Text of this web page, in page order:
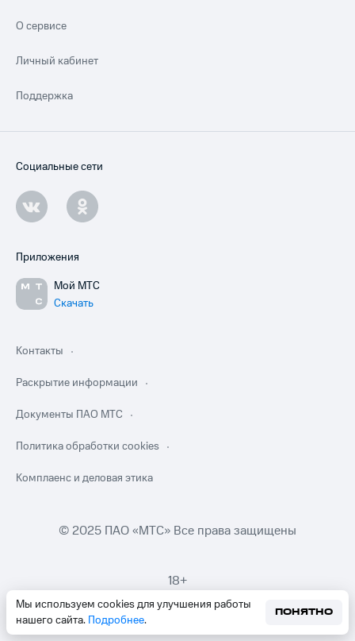
Мы используем cookies для улучшения работы
нашего сайта. Подробнее.
ПОНЯТНО
О сервисе
Личный кабинет
Поддержка
Социальные сети
Приложения
Мой МТС
Скачать
Контакты
Раскрытие информации
Документы ПАО МТС
Политика обработки cookies
Комплаенс и деловая этика
© 2025 ПАО «МТС» Все права защищены
18+